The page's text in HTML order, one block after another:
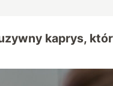
kaprys,